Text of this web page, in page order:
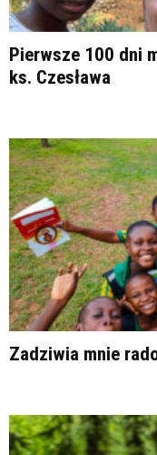
Pierwsze 100 dni
ks. Czesława
Zadziwia mnie